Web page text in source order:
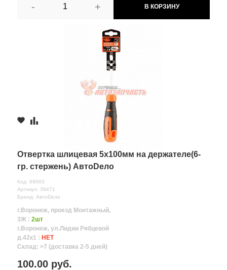
- + В КОРЗИНУ
Отвертка шлицевая 5х100мм на держателе(6-
гр. стержень) АвтоDело
Код: 69003
Артикул: 39471
Бренд: АвтоDело
г.Воронеж, проезд Монтажный,
3Ж : 2шт
г.Воронеж, ул.Лидии Рябцевой
д.42к1 : НЕТ
Склад: >7 (доставка 2-5 дней)
100.00 руб.